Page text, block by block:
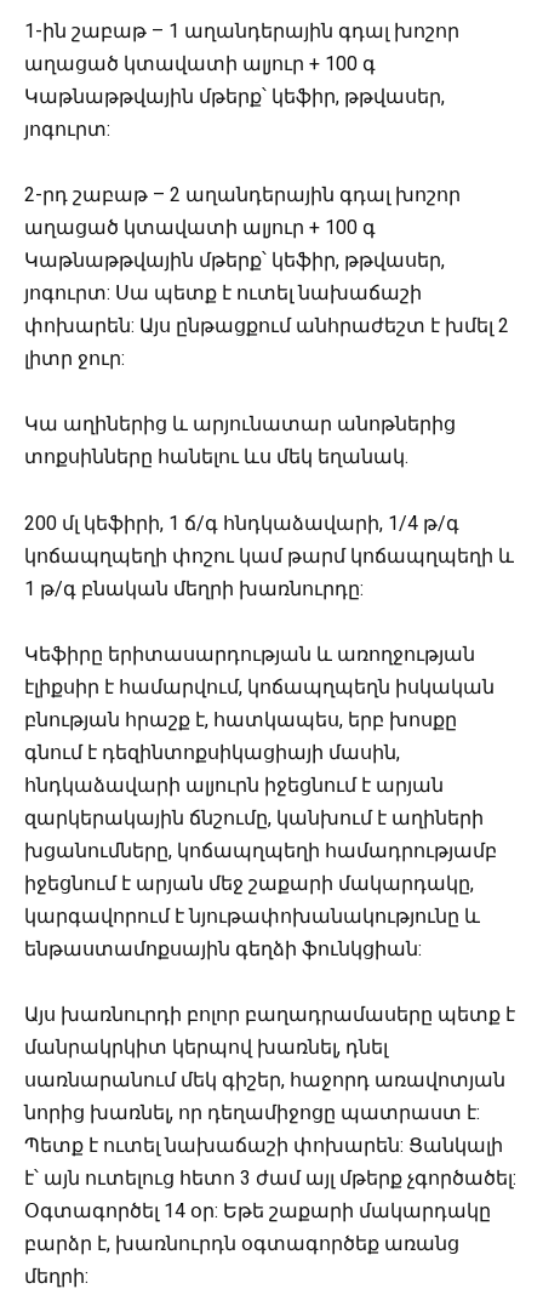
1-ին շաբաթ – 1 աղանդերային գդալ խոշոր
աղացած կտավատի ալյուր + 100 գ
Կաթնաթթվային մթերք՝ կեֆիր, թթվասեր,
յոգուրտ:
2-րդ շաբաթ – 2 աղանդերային գդալ խոշոր
աղացած կտավատի ալյուր + 100 գ
Կաթնաթթվային մթերք՝ կեֆիր, թթվասեր,
յոգուրտ: Սա պետք է ուտել նախաճաշի
փոխարեն: Այս ընթացքում անհրաժեշտ է խմել 2
լիտր ջուր:
Կա աղիներից և արյունատար անոթներից
տոքսինները հանելու ևս մեկ եղանակ.
200 մլ կեֆիրի, 1 ճ/գ հնդկաձավարի, 1/4 թ/գ
կոճապղպեղի փոշու կամ թարմ կոճապղպեղի և
1 թ/գ բնական մեղրի խառնուրդը:
Կեֆիրը երիտասարդության և առողջության
էլիքսիր է համարվում, կոճապղպեղն իսկական
բնության հրաշք է, հատկապես, երբ խոսքը
գնում է դեզինտոքսիկացիայի մասին,
հնդկաձավարի ալյուրն իջեցնում է արյան
զարկերակային ճնշումը, կանխում է աղիների
խցանումները, կոճապղպեղի համադրությամբ
իջեցնում է արյան մեջ շաքարի մակարդակը,
կարգավորում է նյութափոխանակությունը և
ենթաստամոքսային գեղձի ֆունկցիան:
Այս խառնուրդի բոլոր բաղադրամասերը պետք է
մանրակրկիտ կերպով խառնել, դնել
սառնարանում մեկ գիշեր, հաջորդ առավոտյան
նորից խառնել, որ դեղամիջոցը պատրաստ է:
Պետք է ուտել նախաճաշի փոխարեն: Ցանկալի
է՝ այն ուտելուց հետո 3 ժամ այլ մթերք չգործածել:
Օգտագործել 14 օր: Եթե շաքարի մակարդակը
բարձր է, խառնուրդն օգտագործեք առանց
մեղրի: